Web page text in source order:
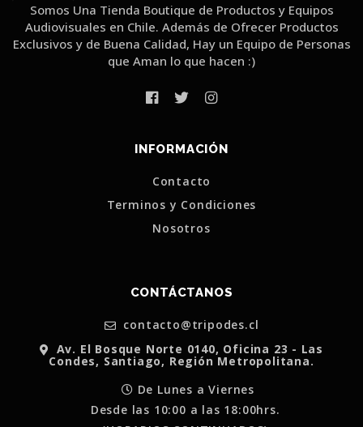
Somos Una Tienda Boutique de Productos y Equipos
Audiovisuales en Chile. Además de Ofrecer Productos
Exclusivos y de Buena Calidad, Hay un Equipo de Personas
que Aman lo que hacen :)
INFORMACIÓN
Contacto
Terminos y Condiciones
Nosotros
CONTÁCTANOS
contacto@tripodes.cl
Av. El Bosque Norte 0140, Oficina 23 - Las
Condes, Santiago, Región Metropolitana.
De Lunes a Viernes
Desde las 10:00 a las 18:00hrs.